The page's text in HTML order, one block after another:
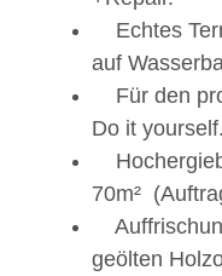
Echtes
auf
Für den
Do it yourself.
70m²
geölten